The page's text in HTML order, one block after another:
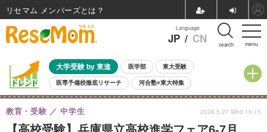
menu
Language
JP / CN search
大学受験 by 東進 医学部 東大受験
医専予備校徹底リサーチ 河合塾×東大特集
親子で考える大学選び 高校受験 中学受験 小学校受験
共通テスト 夏休み
8月開催イベント・WS 全国公立高校 過去問 人気記事
教育・受験 中学生 2026.5.27 Wed 16:15
リセマム メンバーズ